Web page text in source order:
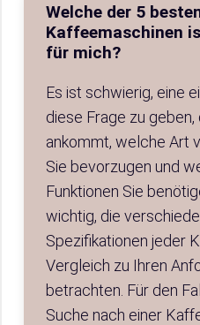
Welche der 5
Kaffeemaschinen
für mich?
Es ist schwierig, eine
diese Frage zu geben,
ankommt, welche Art
Sie bevorzugen und
Funktionen Sie
wichtig, die
Spezifikationen jeder
Vergleich zu Ihren
betrachten. Für den
Suche nach einer